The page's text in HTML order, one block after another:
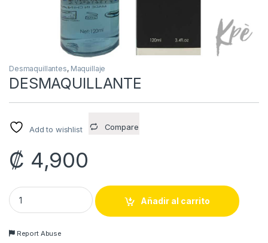
Desmaquillantes, Maquillaje
DESMAQUILLANTE
Add to wishlist Compare
₡ 4,900
DESMAQUILLANTE quantity
Añadir al carrito
Report Abuse